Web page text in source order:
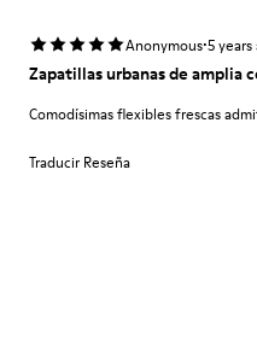
Anonymous·5 years
Zapatillas urbanas de amplia
Comodísimas flexibles frescas
Traducir Reseña